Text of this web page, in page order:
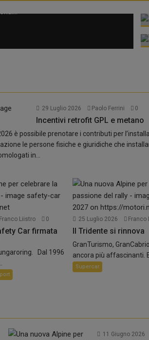
29 Luglio 2026 Paolo Ferrini 0
Incentivi retrofit GPL e metano
è possibile prenotare i contributi per
le persone fisiche e giuridiche che
in...
Franco Liistro 0
Car firmata
Dal 1996
25 Luglio 2026 Franco
Il Tridente si rinnova
GranTurismo,
ancora più affascinanti.
Supercar
11 Giugno 2026